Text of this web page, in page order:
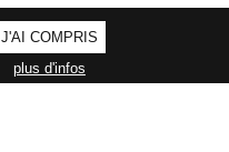
J'AI COMPRIS
plus d'infos